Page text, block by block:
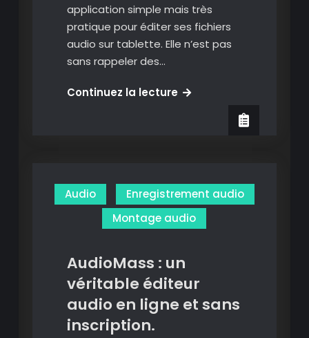
application simple mais très
pratique pour éditer ses fichiers
audio sur tablette. Elle n’est pas
sans rappeler des…
Continuez la lectureLexis
pratique
sur
Android.
Audio
Enregistrement audio
Montage audio
AudioMass : un
véritable éditeur
audio en ligne et sans
inscription.